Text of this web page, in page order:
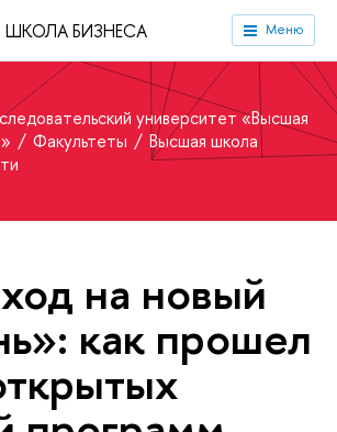
БИЗНЕСА Меню
университет «Высшая
Факультеты
Высшая школа
на новый
как прошел